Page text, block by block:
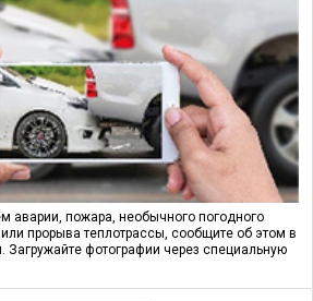
аварии, пожара, необычного погодного
прорыва теплотрассы, сообщите об этом в
Загружайте фотографии через специальную